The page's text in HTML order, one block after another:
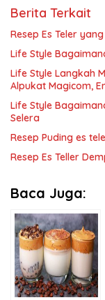
Berita Terkait
Resep Es Teler
Life Style
Life Style Langkah
Alpukat Magicom,
Life Style
Selera
Resep Puding es
Resep Es Teller
Baca Juga: